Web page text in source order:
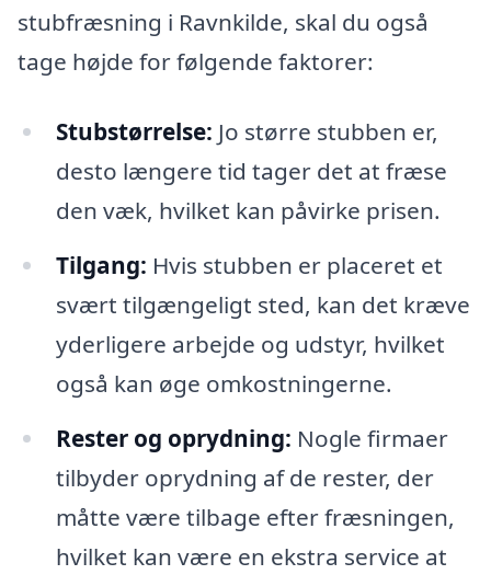
stubfræsning i Ravnkilde, skal du også
tage højde for følgende faktorer:
Stubstørrelse: Jo større stubben er,
desto længere tid tager det at fræse
den væk, hvilket kan påvirke prisen.
Tilgang: Hvis stubben er placeret et
svært tilgængeligt sted, kan det kræve
yderligere arbejde og udstyr, hvilket
også kan øge omkostningerne.
Rester og oprydning: Nogle firmaer
tilbyder oprydning af de rester, der
måtte være tilbage efter fræsningen,
hvilket kan være en ekstra service at